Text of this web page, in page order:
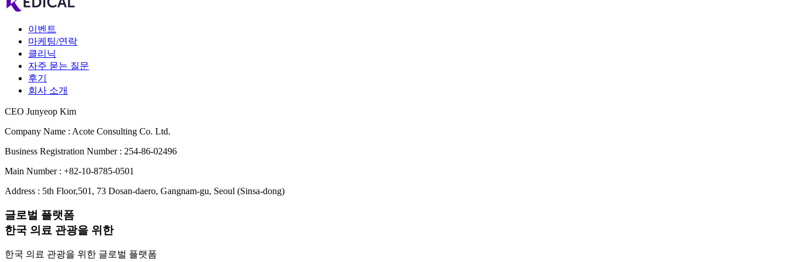
이벤트
마케팅/연락
클리닉
자주 묻는 질문
후기
회사 소개
CEO Junyeop Kim
Company Name : Acote Consulting Co. Ltd.
Business Registration Number : 254-86-02496
Main Number : +82-10-8785-0501
Address : 5th Floor,501, 73 Dosan-daero, Gangnam-gu, Seoul (Sinsa-dong)
글로벌 플랫폼
한국 의료 관광을 위한
한국 의료 관광을 위한 글로벌 플랫폼